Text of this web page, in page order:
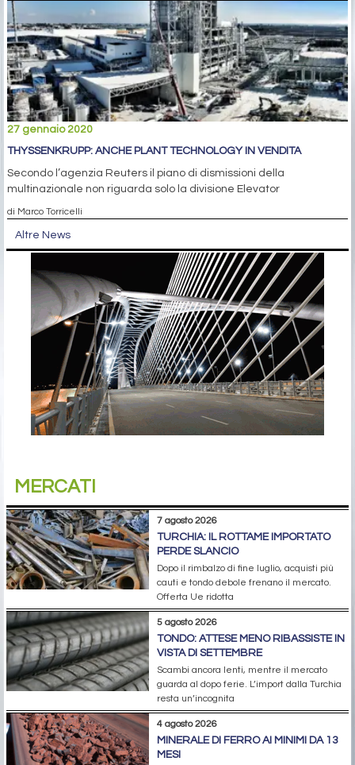
27 gennaio 2020
THYSSENKRUPP: ANCHE PLANT TECHNOLOGY IN VENDITA
Secondo l’agenzia Reuters il piano di dismissioni della
multinazionale non riguarda solo la divisione Elevator
di Marco Torricelli
Altre News
MERCATI
7 agosto 2026
TURCHIA: IL ROTTAME IMPORTATO
PERDE SLANCIO
Dopo il rimbalzo di fine luglio, acquisti più
cauti e tondo debole frenano il mercato.
Offerta Ue ridotta
5 agosto 2026
TONDO: ATTESE MENO RIBASSISTE IN
VISTA DI SETTEMBRE
Scambi ancora lenti, mentre il mercato
guarda al dopo ferie. L’import dalla Turchia
resta un’incognita
4 agosto 2026
MINERALE DI FERRO AI MINIMI DA 13
MESI